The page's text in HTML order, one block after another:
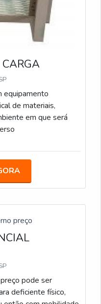
equipamento
de materiais,
em que será
pode ser
deficiente físico,